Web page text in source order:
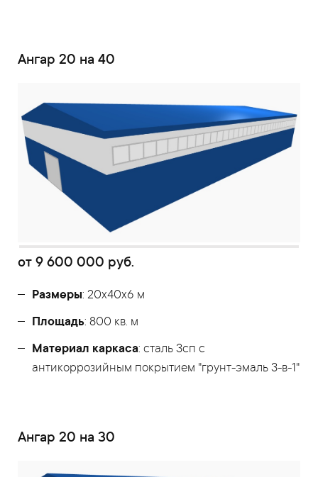
Ангар 20 на 40
от 9 600 000 руб.
Размеры: 20x40x6 м
Площадь: 800 кв. м
Материал каркаса: сталь 3сп с
антикоррозийным покрытием "грунт-эмаль 3-в-1"
Ангар 20 на 30